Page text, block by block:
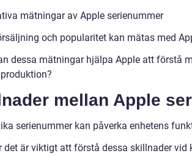
mätningar av Apple serienummer
och popularitet kan mätas med
dessa mätningar hjälpa Apple att förstå
mellan Apple
serienummer kan påverka enhetens
det är viktigt att förstå dessa skillnader vid